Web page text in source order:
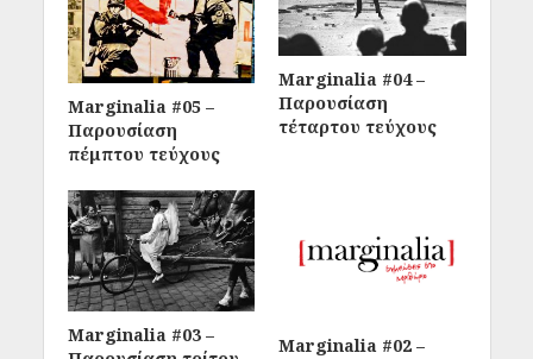
Marginalia #05 –
Παρουσίαση
πέμπτου τεύχους
Marginalia #04 –
Παρουσίαση
τέταρτου τεύχους
Marginalia #03 –
Marginalia #02 –